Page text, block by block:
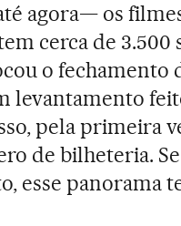
agora— os
cerca de 3.500
o fechamento
levantamento
pela primeira
de bilheteria.
esse panorama